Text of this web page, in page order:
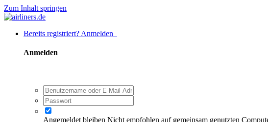
Zum Inhalt springen
Bereits registriert? Anmelden
Anmelden
Angemeldet bleiben Nicht empfohlen auf gemeinsam genutzten